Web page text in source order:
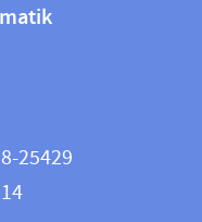
25429